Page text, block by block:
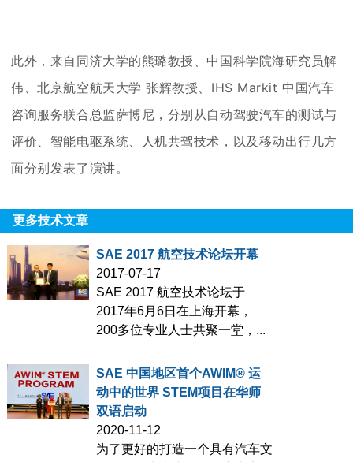
此外，来自同济大学的熊璐教授、中国科学院海研究员解
伟、北京航空航天大学 张辉教授、IHS Markit 中国汽车
咨询服务联合总监萨博尼，分别从自动驾驶汽车的测试与
评价、智能电驱系统、人机共驾技术，以及移动出行几方
面分别发表了演讲。
更多技术文章
SAE 2017 航空技术论坛开幕
2017-07-17
SAE 2017 航空技术论坛于
2017年6月6日在上海开幕，
200多位专业人士共聚一堂，...
SAE 中国地区首个AWIM® 运
动中的世界 STEM项目在华师
双语启动
2020-11-12
为了更好的打造一个具有汽车文